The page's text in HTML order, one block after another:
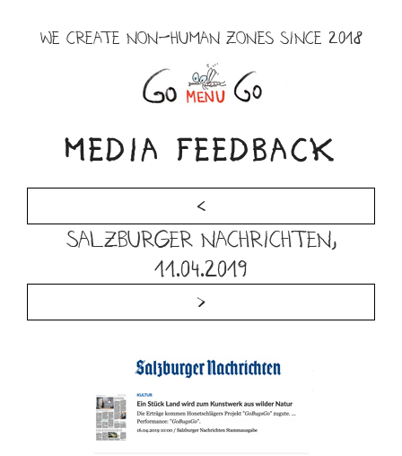
WE CREATE NON-HUMAN ZONES SINCE 2018
Menu
MEDIA FEEDBACK
<
Salzburger Nachrichten,
11.04.2019
>